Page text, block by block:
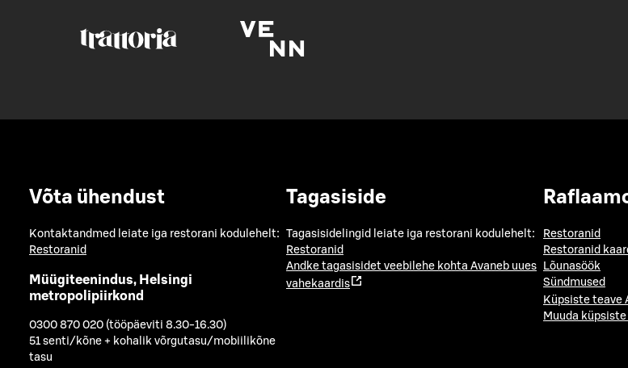
Võta ühendust
Kontaktandmed leiate iga restorani kodulehelt:
Restoranid
Müügiteenindus, Helsingi
metropolipiirkond
0300 870 020 (tööpäeviti 8.30-16.30)
51 senti/kõne + kohalik võrgutasu/mobiilikõne
tasu
Tagasiside
Tagasisidelingid leiate iga restorani kodulehelt:
Restoranid
Andke tagasisidet veebilehe kohta Avaneb uues
vahekaardis
Restoranid
Restoranid
Lõunasöök
Sündmused
Küpsiste teave
Muuda